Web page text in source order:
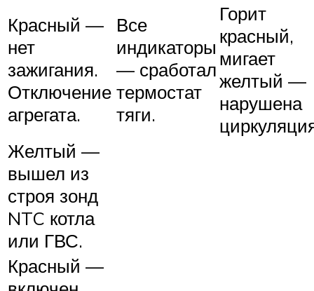
Красный —
нет
зажигания.
Отключение
агрегата.
Все
индикаторы
— сработал
термостат
тяги.
Горит
красный,
мигает
желтый —
нарушена
Желтый —
вышел из
строя зонд
NTC котла
или ГВС.
Красный —